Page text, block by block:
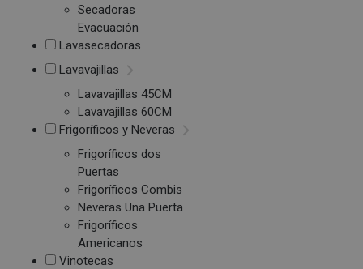
Secadoras
Evacuación
Lavasecadoras
Lavavajillas
Lavavajillas 45CM
Lavavajillas 60CM
Frigoríficos y Neveras
Frigoríficos dos
Puertas
Frigoríficos Combis
Neveras Una Puerta
Frigoríficos
Americanos
Vinotecas